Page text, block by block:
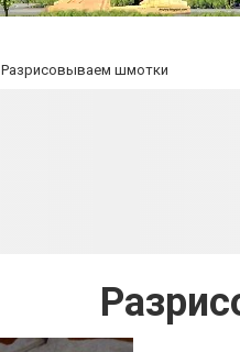
Разрисовываем шмотки